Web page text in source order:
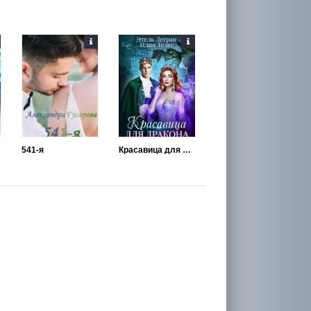
541-я Красавица для дракона